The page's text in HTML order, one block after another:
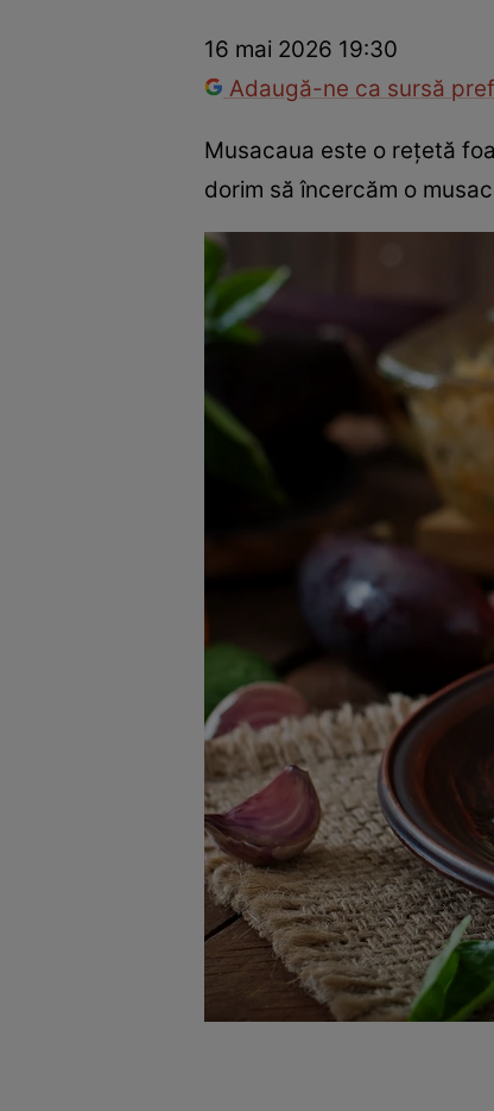
16 mai 2026 19:30
Adaugă-ne ca sursă
Musacaua este o rețetă
dorim să încercăm o